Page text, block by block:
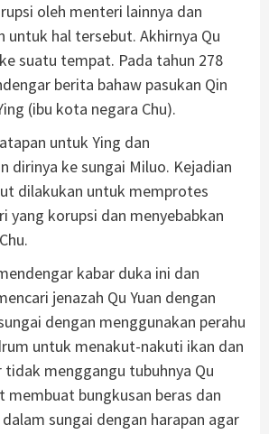
oleh menteri lainnya dan
untuk hal tersebut. Akhirnya Qu
suatu tempat. Pada tahun 278
berita bahaw pasukan Qin
(ibu kota negara Chu).
untuk Ying dan
dirinya ke sungai Miluo. Kejadian
dilakukan untuk memprotes
yang korupsi dan menyebabkan
kabar duka ini dan
jenazah Qu Yuan dengan
dengan menggunakan perahu
untuk menakut-nakuti ikan dan
menggangu tubuhnya Qu
membuat bungkusan beras dan
sungai dengan harapan agar